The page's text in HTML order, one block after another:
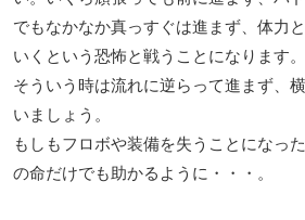
でもなかなか真っすぐは進まず、体力
いくという恐怖と戦うことになります。
そういう時は流れに逆らって進まず、
いましょう。
もしもフロボや装備を失うことになっ
の命だけでも助かるように・・・。